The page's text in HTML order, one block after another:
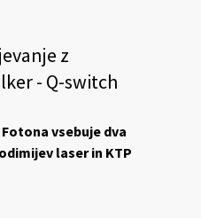
z
- Q-switch
vsebuje dva
laser in KTP